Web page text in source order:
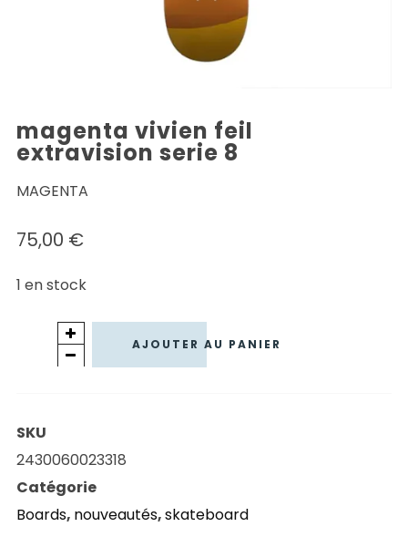
magenta vivien feil
extravision serie 8
MAGENTA
75,00 €
1 en stock
quantité
FEIL
EXTRAVISION
SERIE
8
AJOUTER AU PANIER
SKU
2430060023318
Catégorie
Boards, nouveautés,skateboard